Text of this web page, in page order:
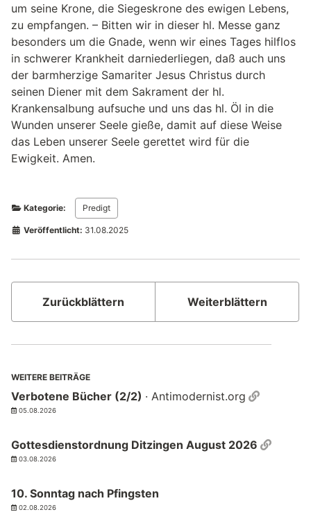
um seine Krone, die Siegeskrone des ewigen Lebens,
zu empfangen. – Bitten wir in dieser hl. Messe ganz
besonders um die Gnade, wenn wir eines Tages hilflos
in schwerer Krankheit darniederliegen, daß auch uns
der barmherzige Samariter Jesus Christus durch
seinen Diener mit dem Sakrament der hl.
Krankensalbung aufsuche und uns das hl. Öl in die
Wunden unserer Seele gieße, damit auf diese Weise
das Leben unserer Seele gerettet wird für die
Ewigkeit. Amen.
Kategorie: Predigt
Veröffentlicht: 31.08.2025
Zurückblättern Weiterblättern
WEITERE BEITRÄGE
Verbotene Bücher (2/2) · Antimodernist.org
05.08.2026
Gottesdienstordnung Ditzingen August 2026
03.08.2026
10. Sonntag nach Pfingsten
02.08.2026